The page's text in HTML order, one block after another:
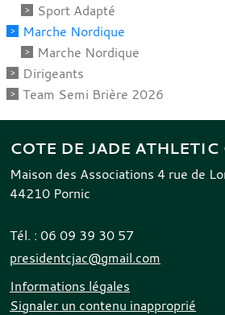
Sport Adapté
Marche Nordique
Marche Nordique
Dirigeants
Team Semi Brière 2026
COTE DE JADE ATHLETIC
Maison des Associations 4 rue de
44210 Pornic
Tél. : 06 09 39 30 57
presidentcjac@gmail.com
Informations légales
Signaler un contenu inapproprié